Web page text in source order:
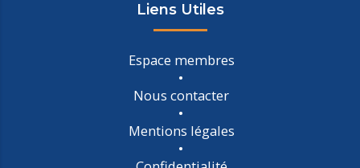
Liens Utiles
Espace membres
Nous contacter
Mentions légales